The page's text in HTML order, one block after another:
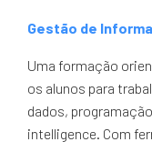
Gestão de
Uma formação
os alunos para
dados,
intelligence. Com